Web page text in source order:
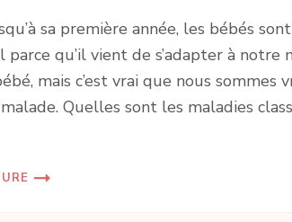
sa première année, les bébés
parce qu’il vient de s’adapter à notre
mais c’est vrai que nous sommes
Quelles sont les maladies